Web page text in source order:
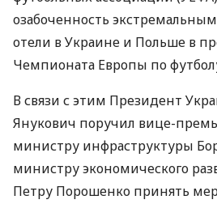
озабоченность
отели в Украине и Польше в
Чемпионата Европы по
В связи с этим Президент
Янукович поручил вице-
министру инфраструктуры
министру экономического
Петру Порошенко принять